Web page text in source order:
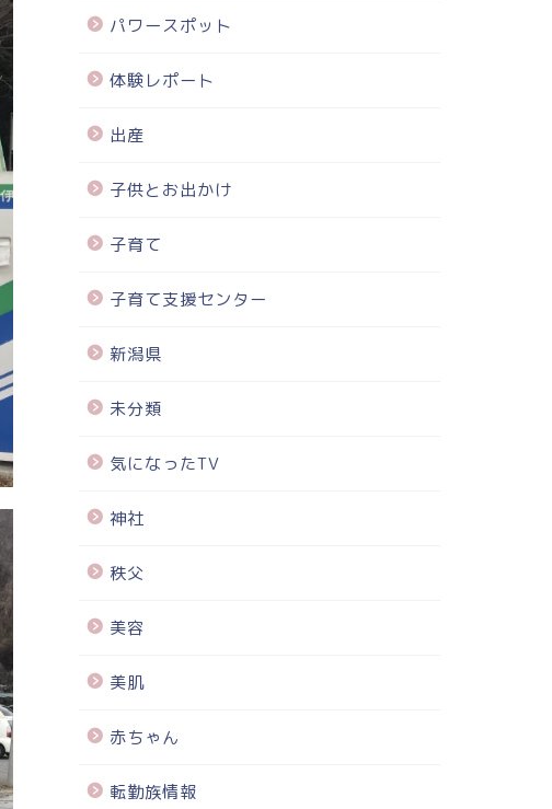
パワースポット
体験レポート
出産
子供とお出かけ
子育て
子育て支援センター
新潟県
未分類
気になったTV
神社
秩父
美容
美肌
赤ちゃん
転勤族情報